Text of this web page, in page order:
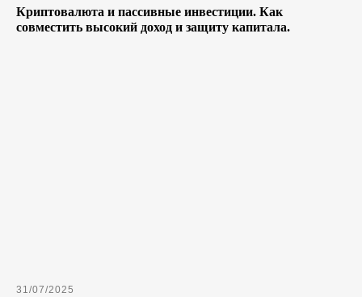
Криптовалюта и пассивные инвестиции. Как
совместить высокий доход и защиту капитала.
31/07/2025